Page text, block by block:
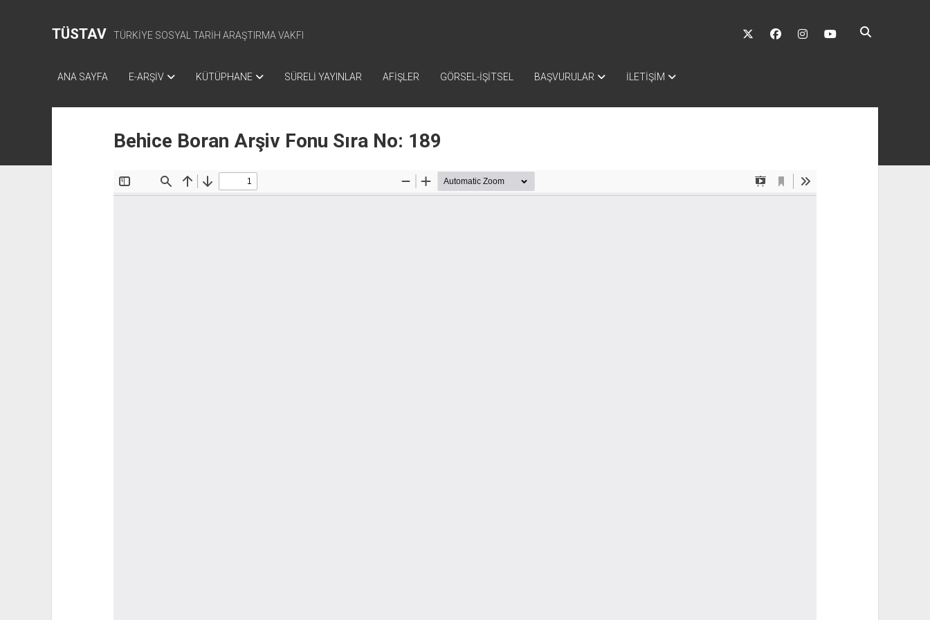
TÜSTAV TÜRKİYE SOSYAL TARİH ARAŞTIRMA VAKFI
twitter facebookinstagramyoutube
ANA SAYFA E-ARŞİV KÜTÜPHANE SÜRELİ YAYINLAR AFİŞLER GÖRSEL-İŞİTSEL BAŞVURULAR İLETİŞİM
Behice Boran Arşiv Fonu Sıra No: 189